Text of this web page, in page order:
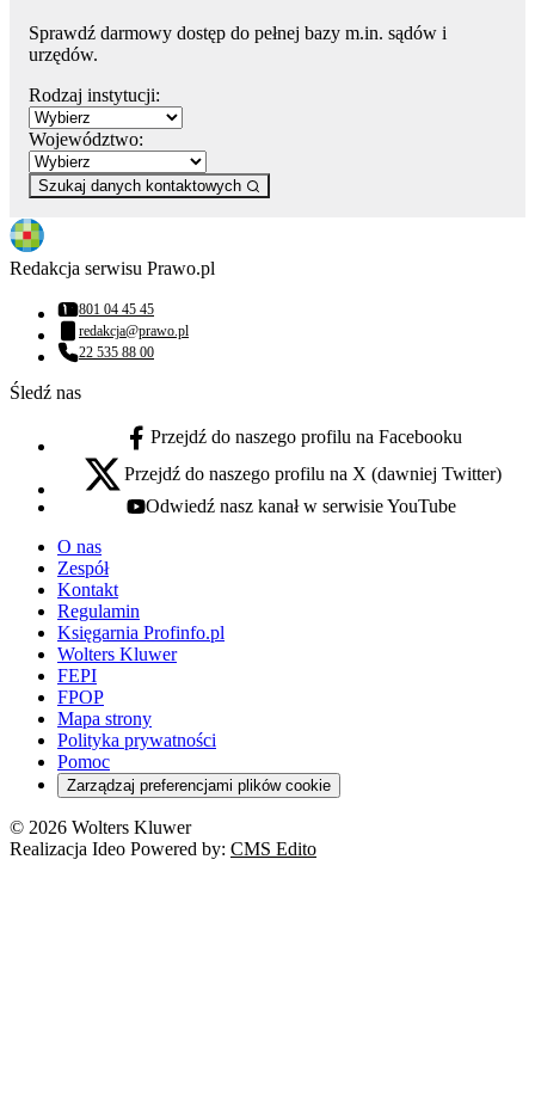
Sprawdź darmowy dostęp do pełnej bazy m.in. sądów i
urzędów.
Rodzaj instytucji:
Województwo:
Szukaj danych kontaktowych
Redakcja serwisu Prawo.pl
Numer telefonu:
801 04 45 45
Adres email:
redakcja@prawo.pl
Numer telefonu:
22 535 88 00
Śledź nas
facebook - otwiera się w nowej karcie
Przejdź do naszego profilu na Facebooku
x - otwiera się w nowej karcie
Przejdź do naszego profilu na X (dawniej Twitter)
youtube - otwiera się w nowej karcie
Odwiedź nasz kanał w serwisie YouTube
O nas
Zespół
Kontakt
Regulamin
Księgarnia Profinfo.pl
Wolters Kluwer
FEPI
FPOP
Mapa strony
Polityka prywatności
Pomoc
Zarządzaj preferencjami plików cookie
© 2026 Wolters Kluwer
Realizacja Ideo Powered by: CMS Edito